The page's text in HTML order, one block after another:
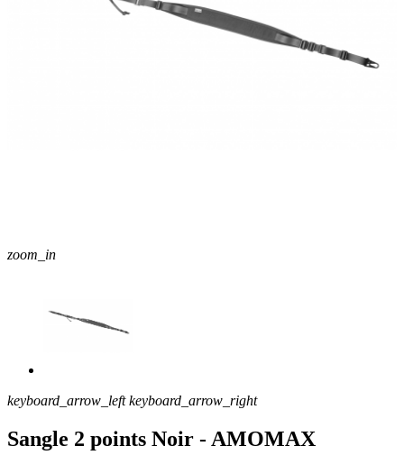
zoom_in
keyboard_arrow_left keyboard_arrow_right
Sangle 2 points Noir - AMOMAX